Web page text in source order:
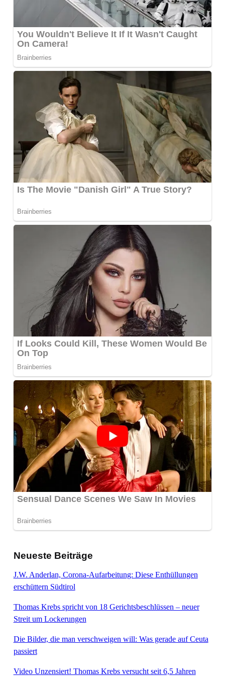
Neueste Beiträge
J.W. Anderlan, Corona-Aufarbeitung: Diese Enthüllungen
erschüttern Südtirol
Thomas Krebs spricht von 18 Gerichtsbeschlüssen – neuer
Streit um Lockerungen
Die Bilder, die man verschweigen will: Was gerade auf Ceuta
passiert
Video Unzensiert! Thomas Krebs versucht seit 6,5 Jahren